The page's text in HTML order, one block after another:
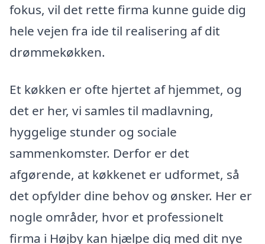
fokus, vil det rette firma kunne guide dig
hele vejen fra ide til realisering af dit
drømmekøkken.
Et køkken er ofte hjertet af hjemmet, og
det er her, vi samles til madlavning,
hyggelige stunder og sociale
sammenkomster. Derfor er det
afgørende, at køkkenet er udformet, så
det opfylder dine behov og ønsker. Her er
nogle områder, hvor et professionelt
firma i Højby kan hjælpe dig med dit nye